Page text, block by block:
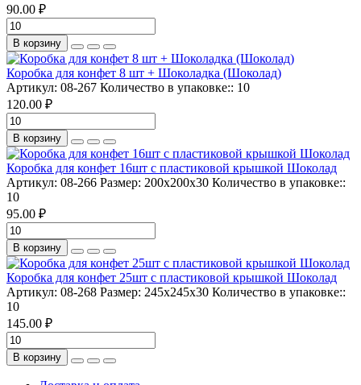
90.00 ₽
В корзину
Коробка для конфет 8 шт + Шоколадка (Шоколад)
Артикул: 08-267 Количество в упаковке:: 10
120.00 ₽
В корзину
Коробка для конфет 16шт с пластиковой крышкой Шоколад
Артикул: 08-266 Размер: 200х200х30 Количество в упаковке::
10
95.00 ₽
В корзину
Коробка для конфет 25шт с пластиковой крышкой Шоколад
Артикул: 08-268 Размер: 245х245х30 Количество в упаковке::
10
145.00 ₽
В корзину